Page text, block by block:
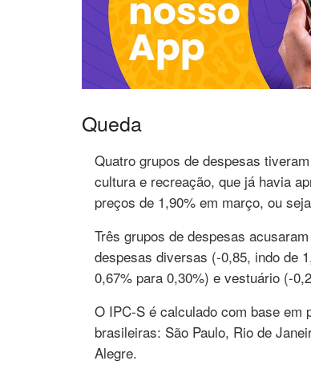
Queda
Quatro grupos de despesas
cultura e recreação, que já havia
preços de 1,90% em março, ou
Três grupos de despesas
despesas diversas (-0,85, indo de
0,67% para 0,30%) e vestuário (-
O IPC-S é calculado com base em
brasileiras: São Paulo, Rio de
Alegre.